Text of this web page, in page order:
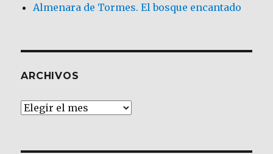
Almenara de Tormes. El bosque encantado
ARCHIVOS
Archivos